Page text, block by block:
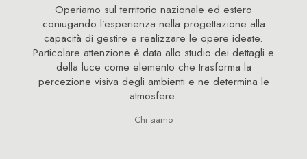
Operiamo sul territorio nazionale ed estero
coniugando l’esperienza nella progettazione alla
capacità di gestire e realizzare le opere ideate.
Particolare attenzione è data allo studio dei dettagli e
della luce come elemento che trasforma la
percezione visiva degli ambienti e ne determina le
atmosfere.
Chi siamo